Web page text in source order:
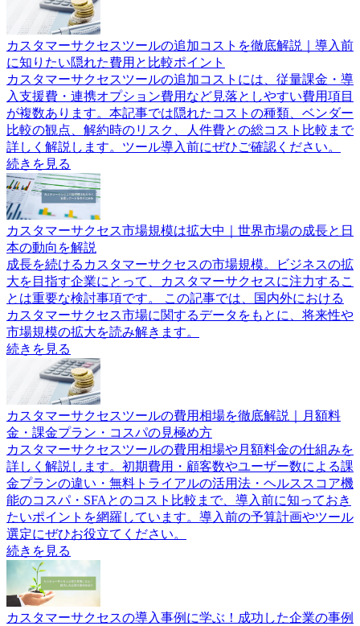
カスタマーサクセスツールの追加コストを徹底解説｜導入前
に知りたい隠れた費用と比較ポイント
カスタマーサクセスツールの追加コストには、従量課金・導
入支援費・連携オプション費用など見落としやすい費用項目
が複数あります。本記事では隠れたコストの種類、ベンダー
比較の観点、解約時のリスク、人件費との総コスト比較まで
詳しく解説します。ツール導入前にぜひご確認ください。
続きを見る
カスタマーサクセス市場規模は拡大中｜世界市場の成長と日
本の動向を解説
成長を続けるカスタマーサクセスの市場規模。ビジネスの拡
大を目指す企業にとって、カスタマーサクセスに注力するこ
とは重要な検討事項です。 この記事では、国内外における
カスタマーサクセス市場に関するデータをもとに、将来性や
市場規模の拡大を読み解きます。
続きを見る
カスタマーサクセスツールの費用相場を徹底解説｜月額料
金・課金プラン・コスパの見極め方
カスタマーサクセスツールの費用相場や月額料金の仕組みを
詳しく解説します。初期費用・顧客数やユーザー数による課
金プランの違い・無料トライアルの活用法・ヘルススコア機
能のコスパ・SFAとのコスト比較まで、導入前に知っておき
たいポイントを網羅しています。導入前の予算計画やツール
選定にぜひお役立てください。
続きを見る
カスタマーサクセスの導入事例に学ぶ！成功した企業の事例